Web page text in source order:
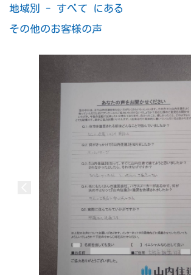
地域別 - すべて にある
その他のお客様の声